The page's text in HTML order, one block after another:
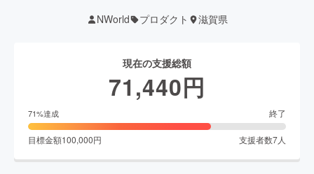
NWorld プロダクト 滋賀県
現在の支援総額
71,440円
71%達成 終了
目標金額100,000円 支援者数7人